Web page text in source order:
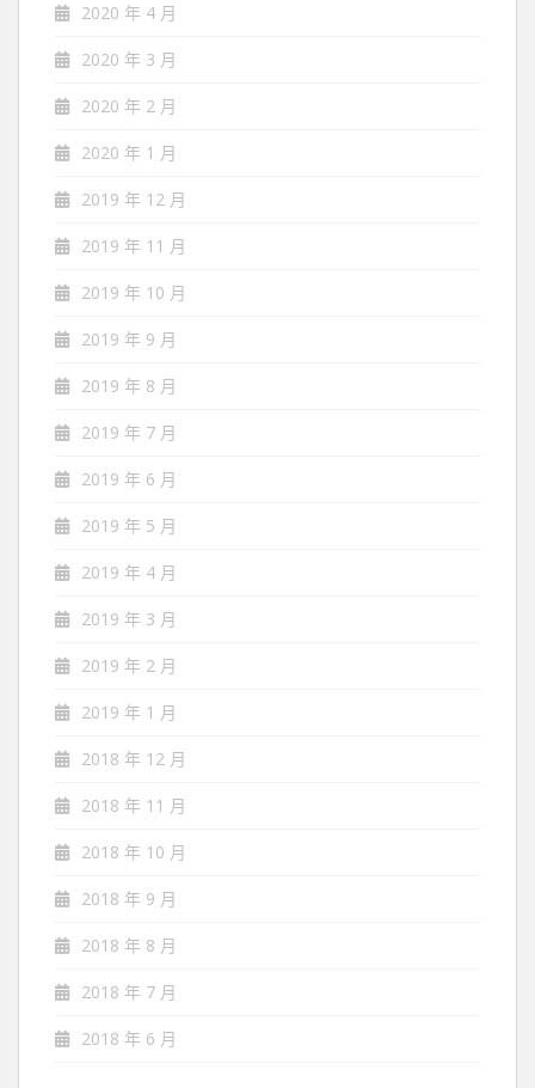
2020 年 4 月
2020 年 3 月
2020 年 2 月
2020 年 1 月
2019 年 12 月
2019 年 11 月
2019 年 10 月
2019 年 9 月
2019 年 8 月
2019 年 7 月
2019 年 6 月
2019 年 5 月
2019 年 4 月
2019 年 3 月
2019 年 2 月
2019 年 1 月
2018 年 12 月
2018 年 11 月
2018 年 10 月
2018 年 9 月
2018 年 8 月
2018 年 7 月
2018 年 6 月